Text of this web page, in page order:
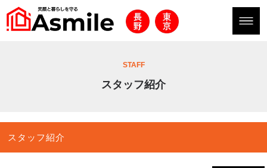
STAFF
スタッフ紹介
スタッフ紹介